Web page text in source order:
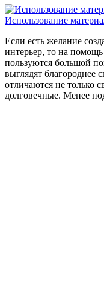
Использование
Если есть желание
интерьер, то на
пользуются большой
выглядят благороднее
отличаются не только
долговечные. Менее